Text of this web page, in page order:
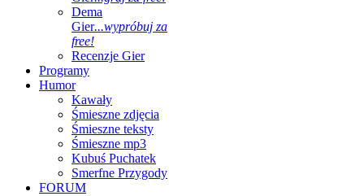
Dema
Gier...wypróbuj za
free!
Recenzje Gier
Programy
Humor
Kawały
Śmieszne zdjęcia
Śmieszne teksty
Śmieszne mp3
Kubuś Puchatek
Smerfne Przygody
FORUM